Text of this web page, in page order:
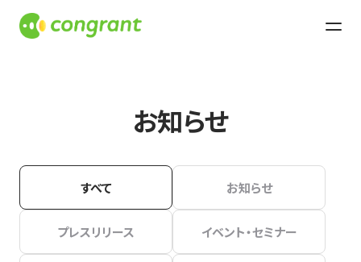
お知らせ
すべて お知らせ
プレスリリース イベント・セミナー